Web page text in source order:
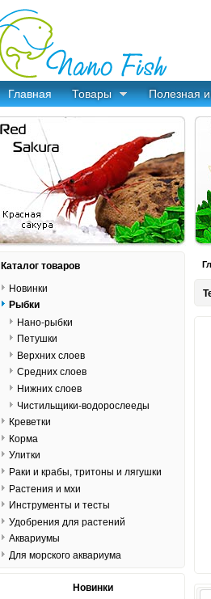
Главная Товары Полезная
Каталог товаров
Новинки
Рыбки
Нано-рыбки
Петушки
Верхних слоев
Средних слоев
Нижних слоев
Чистильщики-водорослееды
Креветки
Корма
Улитки
Раки и крабы, тритоны и лягушки
Растения и мхи
Инструменты и тесты
Удобрения для растений
Аквариумы
Для морского аквариума
Новинки